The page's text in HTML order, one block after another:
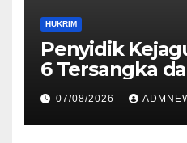
HUKRIM
Penyidik
6 Tersangka
Bukti Perkara
PETRAL, PES
Kejari Jakarta
07/08/2026